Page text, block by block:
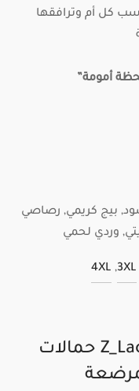
كل أم وترافقها
أمومة”
بيج كريمي, رصاصي
وردي لحمي
3XL
,
4XL
Z_Lactation Bra حمالات